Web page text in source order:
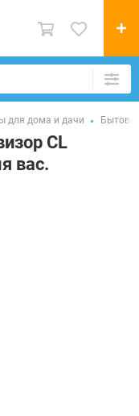
для дома и дачи
CL
вас.